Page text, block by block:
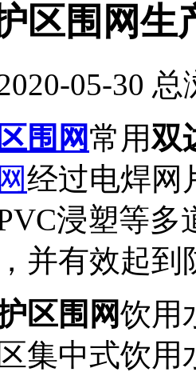
区围网生
05-30 总
围网常用双
网经过电焊网
浸塑等多
并有效起到
区围网饮用
集中式饮